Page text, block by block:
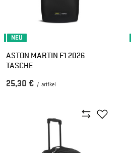
NEU
ASTON MARTIN F1 2026
TASCHE
25,30 € / artikel